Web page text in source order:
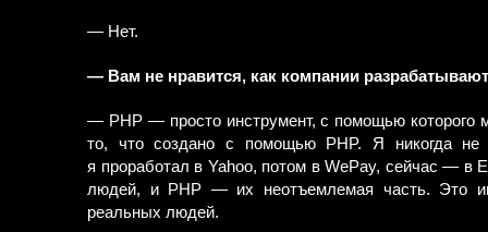
— Нет.
— Вам не нравится, как компании
— PHP — просто инструмент, с помощью которого
то, что создано с помощью PHP. Я никогда не
я проработал в Yahoo, потом в WePay, сейчас —
людей, и PHP — их неотъемлемая часть. Это
реальных людей.